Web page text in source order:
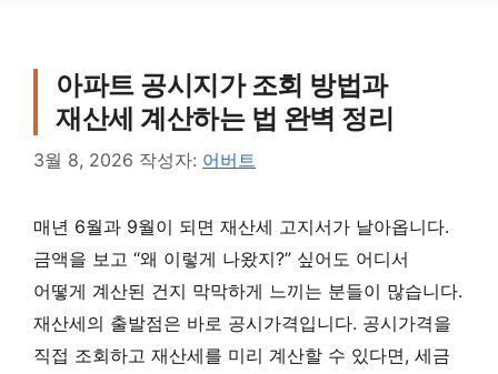
아파트 공시지가 조회 방법과
재산세 계산하는 법 완벽 정리
3월 8, 2026 작성자: 어버트
매년 6월과 9월이 되면 재산세 고지서가 날아옵니다.
금액을 보고 “왜 이렇게 나왔지?” 싶어도 어디서
어떻게 계산된 건지 막막하게 느끼는 분들이 많습니다.
재산세의 출발점은 바로 공시가격입니다. 공시가격을
직접 조회하고 재산세를 미리 계산할 수 있다면, 세금